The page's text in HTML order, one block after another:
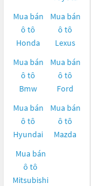
Mua bán
ô tô
Honda
Mua bán
ô tô
Lexus
Mua bán
ô tô
Bmw
Mua bán
ô tô
Ford
Mua bán
ô tô
Hyundai
Mua bán
ô tô
Mazda
Mua bán
ô tô
Mitsubishi